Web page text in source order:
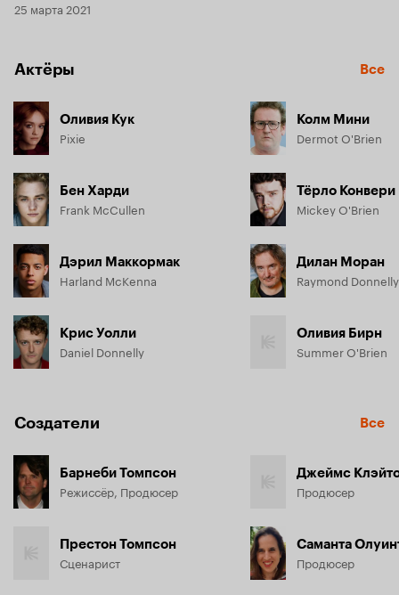
25 марта 2021
Актёры Все
Оливия Кук
Pixie
Бен Харди
Frank McCullen
Дэрил Маккормак
Harland McKenna
Крис Уолли
Daniel Donnelly
Колм Мини
Dermot O'Brien
Тёрло Конвери
Mickey O'Brien
Дилан Моран
Raymond Donnelly
Оливия Бирн
Summer O'Brien
Создатели Все
Барнеби Томпсон
Режиссёр, Продюсер
Престон Томпсон
Сценарист
Джеймс
Продюсер
Саманта
Продюсер